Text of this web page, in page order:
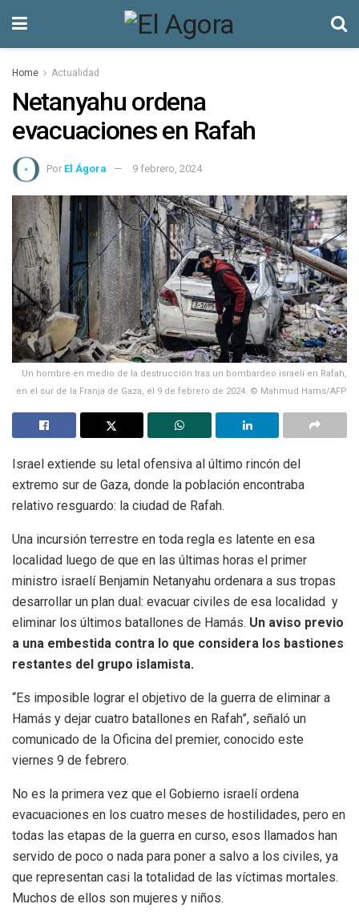
Home Actualidad
Netanyahu ordena
evacuaciones en Rafah
Por El Ágora 9 febrero, 2024
Un hombre en medio de la destrucción tras un bombardeo israelí en Rafah,
en el sur de la Franja de Gaza, el 9 de febrero de 2024. © Mahmud Hams/AFP
Israel extiende su letal ofensiva al último rincón del
extremo sur de Gaza, donde la población encontraba
relativo resguardo: la ciudad de Rafah.
Una incursión terrestre en toda regla es latente en esa
localidad luego de que en las últimas horas el primer
ministro israelí Benjamin Netanyahu ordenara a sus tropas
desarrollar un plan dual: evacuar civiles de esa localidad y
eliminar los últimos batallones de Hamás. Un aviso previo
a una embestida contra lo que considera los bastiones
restantes del grupo islamista.
“Es imposible lograr el objetivo de la guerra de eliminar a
Hamás y dejar cuatro batallones en Rafah”, señaló un
comunicado de la Oficina del premier, conocido este
viernes 9 de febrero.
No es la primera vez que el Gobierno israelí ordena
evacuaciones en los cuatro meses de hostilidades, pero en
todas las etapas de la guerra en curso, esos llamados han
servido de poco o nada para poner a salvo a los civiles, ya
que representan casi la totalidad de las víctimas mortales.
Muchos de ellos son mujeres y niños.